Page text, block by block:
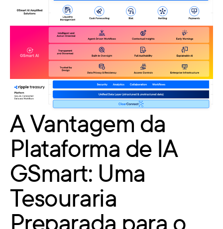
A Vantagem da
Plataforma de IA
GSmart: Uma
Tesouraria
Preparada para o